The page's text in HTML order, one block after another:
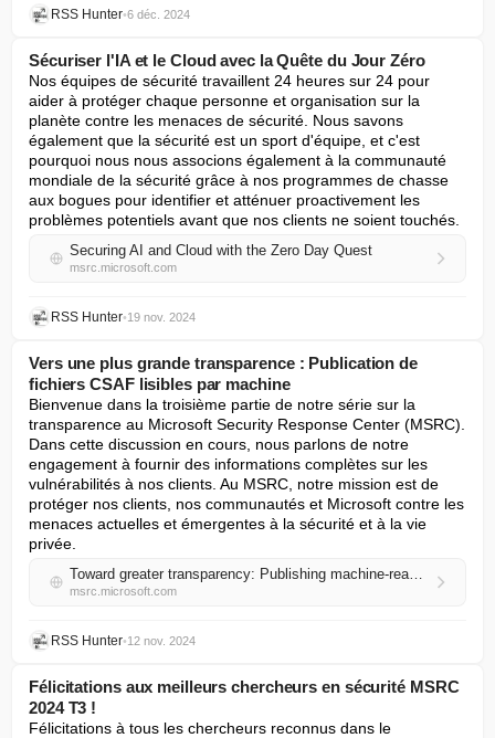
RSS Hunter•6 déc. 2024
Sécuriser l'IA et le Cloud avec la Quête du Jour Zéro
Nos équipes de sécurité travaillent 24 heures sur 24 pour
aider à protéger chaque personne et organisation sur la
planète contre les menaces de sécurité. Nous savons
également que la sécurité est un sport d'équipe, et c'est
pourquoi nous nous associons également à la communauté
mondiale de la sécurité grâce à nos programmes de chasse
aux bogues pour identifier et atténuer proactivement les
problèmes potentiels avant que nos clients ne soient touchés.
Securing AI and Cloud with the Zero Day Quest
msrc.microsoft.com
RSS Hunter•19 nov. 2024
Vers une plus grande transparence : Publication de
fichiers CSAF lisibles par machine
Bienvenue dans la troisième partie de notre série sur la
transparence au Microsoft Security Response Center (MSRC).
Dans cette discussion en cours, nous parlons de notre
engagement à fournir des informations complètes sur les
vulnérabilités à nos clients. Au MSRC, notre mission est de
protéger nos clients, nos communautés et Microsoft contre les
menaces actuelles et émergentes à la sécurité et à la vie
privée.
Toward greater transparency: Publishing machine-readable CSAF files
msrc.microsoft.com
RSS Hunter•12 nov. 2024
Félicitations aux meilleurs chercheurs en sécurité MSRC
2024 T3 !
Félicitations à tous les chercheurs reconnus dans le